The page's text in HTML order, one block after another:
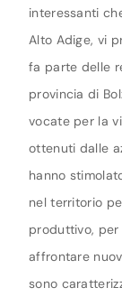
interessanti
Alto Adige, vi
fa parte delle
provincia di
vocate per la
ottenuti dalle
hanno
nel territorio
produttivo,
affrontare
sono